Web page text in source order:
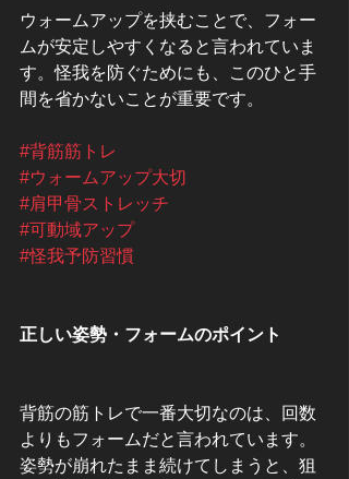
ウォームアップを挟むことで、フォー
ムが安定しやすくなると言われていま
す。怪我を防ぐためにも、このひと手
間を省かないことが重要です。
#背筋筋トレ
#ウォームアップ大切
#肩甲骨ストレッチ
#可動域アップ
#怪我予防習慣
正しい姿勢・フォームのポイント
背筋の筋トレで一番大切なのは、回数
よりもフォームだと言われています。
姿勢が崩れたまま続けてしまうと、狙